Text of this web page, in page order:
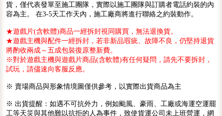
貨，僅代表發單至施工團隊，實際以施工團隊與訂購者電話約裝的內
容為主。 在3-5天工作天內，施工廠商將進行聯絡之約裝動作。
★遊戲片(含軟體)商品一經拆封視同購買，無法退換貨。
★遊戲主機與配件一經拆封，若非新品瑕疵、故障不良，仍堅持退貨
將酌收兩成～五成包裝復原整新費。
※對於遊戲主機與遊戲片商品(含軟體)有任何疑問，請先不要拆封，
試玩，請儘速向客服反應。
※ 賣場商品與形象情境圖僅供參考，以實際出貨商品為主
※ 出貨提醒：如遇不可抗外力，例如颱風、豪雨、工廠或海運空運罷
工等天災與其他難以抗拒的人為事件，致使貨運公司未上班營運，網